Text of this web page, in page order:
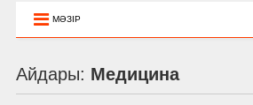
МӘЗІР
Айдары: Медицина